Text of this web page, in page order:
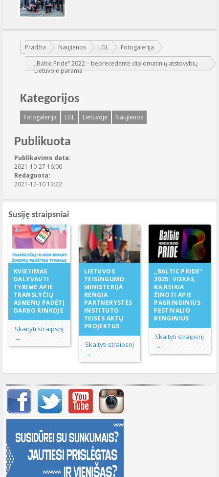
Jūs esate čia:
Pradžia Naujienos LGL
Fotogalerija
„Baltic Pride“ 2022 – beprecedentė diplomatinių atstovybių
Lietuvoje parama
Kategorijos
Fotogalerija LGL Lietuvoje Naujienos
Publikuota
Publikavimo data:
2021-10-27 16:00
Redaguota:
2021-12-10 13:22
Susiję straipsniai
KVIETIMAS
DALYVAUTI
TYRIME APIE
TRANSLYČIŲ
ASMENŲ PADĖTĮ
DARBO RINKOJE
Skaityti straipsnį
→
LIETUVOS
TEISINGUMO
MINISTERIJA
RENGIA
PARTNERYSTĖS
INSTITUTO
TEISĖS AKTŲ
PROJEKTUS
Skaityti straipsnį
→
„BALTIC PRIDE“
2025: VISKAS,
KĄ REIKIA
ŽINOTI APIE
PAGRINDINIUS
FESTIVALIO
RENGINIUS
Skaityti straipsnį
→
Svarbių įrašų meniu